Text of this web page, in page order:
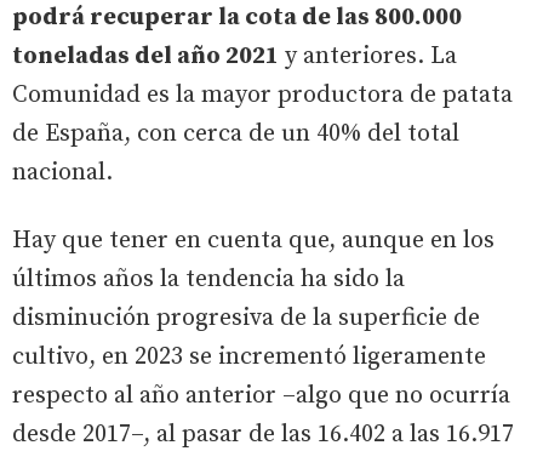
podrá recuperar la cota de las 800.000
toneladas del año 2021 y anteriores. La
Comunidad es la mayor productora de patata
de España, con cerca de un 40% del total
nacional.
Hay que tener en cuenta que, aunque en los
últimos años la tendencia ha sido la
disminución progresiva de la superficie de
cultivo, en 2023 se incrementó ligeramente
respecto al año anterior –algo que no ocurría
desde 2017–, al pasar de las 16.402 a las 16.917